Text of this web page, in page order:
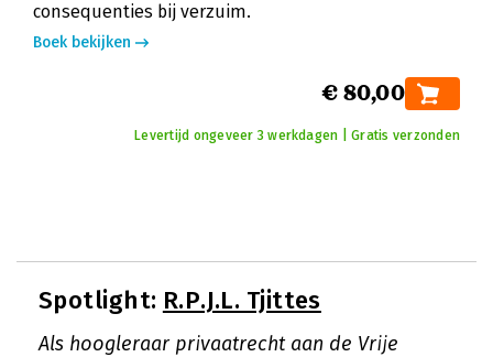
consequenties bij verzuim.
Boek bekijken
€ 80,00
Levertijd ongeveer 3 werkdagen | Gratis verzonden
Spotlight: R.P.J.L. Tjittes
Als hoogleraar privaatrecht aan de Vrije